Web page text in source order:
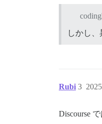
しかし
Rubi 3
Discourse